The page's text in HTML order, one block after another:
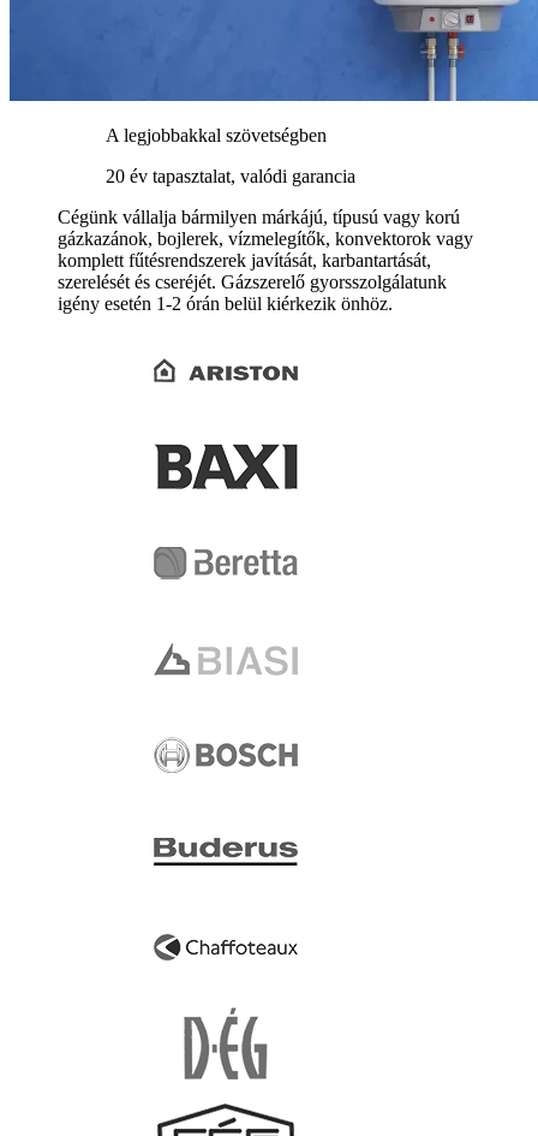
A legjobbakkal szövetségben
20 év tapasztalat, valódi garancia
Cégünk vállalja bármilyen márkájú, típusú vagy korú
gázkazánok, bojlerek, vízmelegítők, konvektorok vagy
komplett fűtésrendszerek javítását, karbantartását,
szerelését és cseréjét. Gázszerelő gyorsszolgálatunk
igény esetén 1-2 órán belül kiérkezik önhöz.